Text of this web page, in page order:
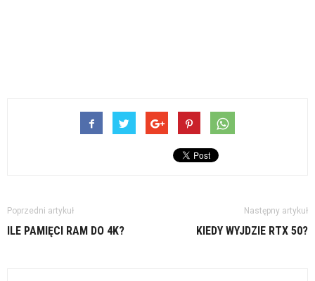
Poprzedni artykuł
ILE PAMIĘCI RAM DO 4K?
Następny artykuł
KIEDY WYJDZIE RTX 50?